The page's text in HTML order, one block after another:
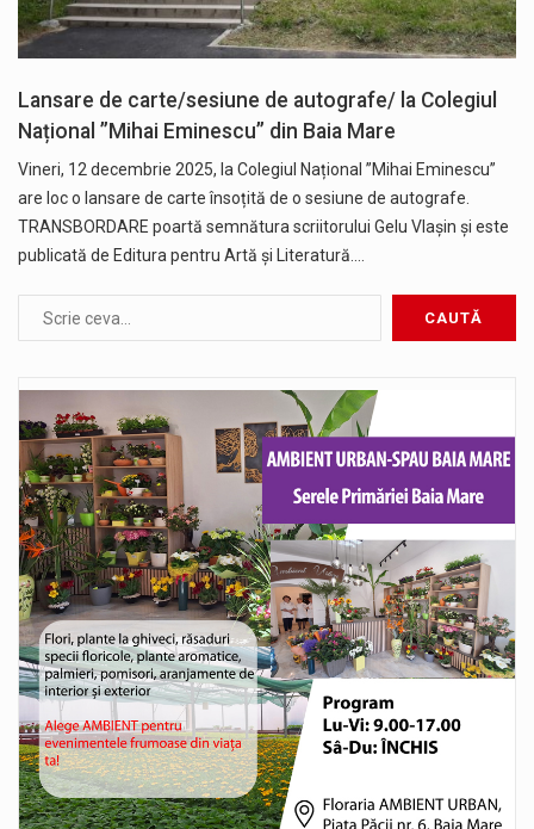
Lansare de carte/sesiune de autografe/ la Colegiul
Național ”Mihai Eminescu” din Baia Mare
Vineri, 12 decembrie 2025, la Colegiul Național ”Mihai Eminescu”
are loc o lansare de carte însoțită de o sesiune de autografe.
TRANSBORDARE poartă semnătura scriitorului Gelu Vlașin și este
publicată de Editura pentru Artă și Literatură.…